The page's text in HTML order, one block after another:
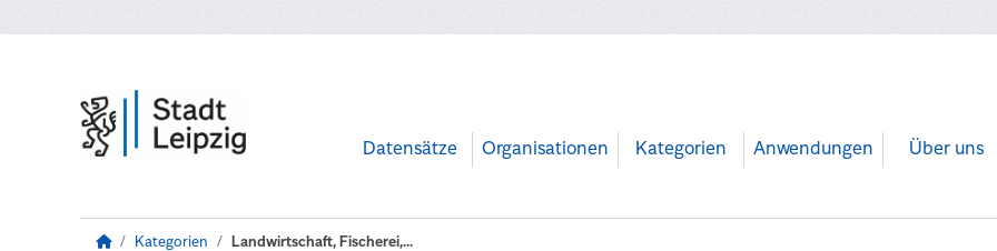
Datensätze Organisationen Kategorien Anwendungen Über uns
Kategorien Landwirtschaft, Fischerei,...